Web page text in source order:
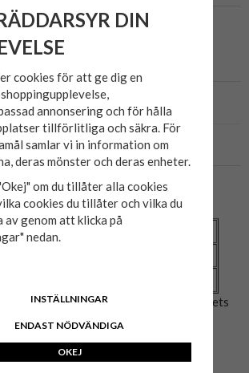
viskos.
perfekt för varma sommardagar.
2XL 4XL
x2. B= Mitten av axeln till plaggets
DIN
cookies för att ge dig en
annonsering och för hålla
tillförlitliga och säkra. För
samlar vi in information om
deras mönster och deras enheter.
om du tillåter alla cookies
cookies du tillåter och vilka du
av genom att klicka på
nedan.
INSTÄLLNINGAR
ENDAST NÖDVÄNDIGA
OKEJ